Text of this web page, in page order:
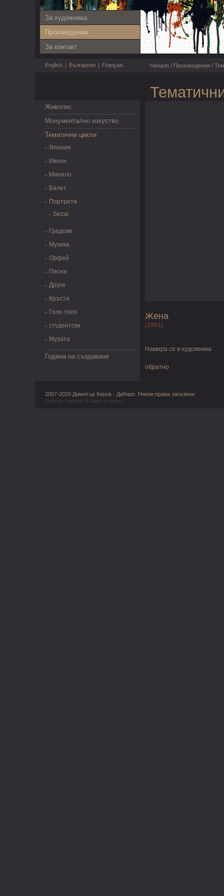
За художника
Произведения
За контакт
English | Български | Français Начало / Произведения /
Живопис
Монументално изкуство
Тематични цикли
Япония
Икони
Минало
Балет
Портрети
Sezar
Градове
Музика
Орфей
Песни
Други
Кръста
Голо тяло
студентски
Музата
Година на създаване
Жена
(1961)
Намира се в художника
обратно
2007-2026 Димитър Киров - ДиКиро. Някои права запазени
Сайт от Loopink & Цвят и пиксел